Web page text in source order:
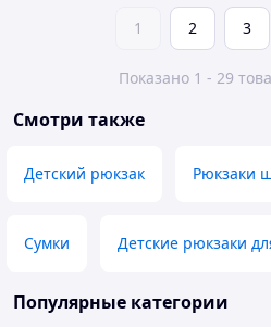
1 2 3
Показано 1 - 29
Смотри также
Детский рюкзак Рюкзаки
Сумки Детские рюкзаки
Популярные категории